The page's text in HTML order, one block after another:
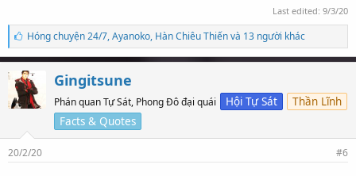
Last edited: 9/3/20
S
ố
l
ư
ợ
t
t
í
c
Hóng chuyện 24/7,Ayanoko, Hàn Chiêu Thiến và 13 người khác
Gingitsune
Phán quan Tự Sát, Phong Đô đại quái Hội Tự Sát
Thần Lĩnh
Facts & Quotes
20/2/20 #6